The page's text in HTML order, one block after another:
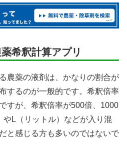
希釈計算アプリ
農薬の液剤は、かなりの割合が
するのが一般的です。希釈倍率
すが、希釈倍率が500倍、1000
L（リットル）などが入り混
と感じる方も多いのではないで